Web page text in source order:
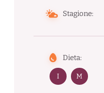
Stagione:
Dieta:
I M